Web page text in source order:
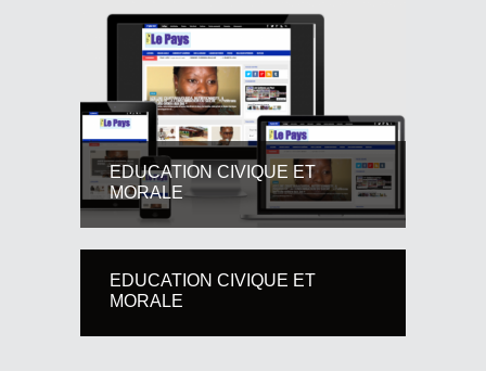
EDUCATION CIVIQUE ET
MORALE
EDUCATION CIVIQUE ET
MORALE